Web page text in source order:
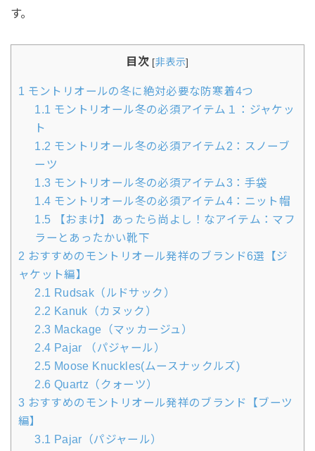
す。
目次 [非表示]
1 モントリオールの冬に絶対必要な防寒着4つ
1.1 モントリオール冬の必須アイテム１：ジャケッ
ト
1.2 モントリオール冬の必須アイテム2：スノーブ
ーツ
1.3 モントリオール冬の必須アイテム3：手袋
1.4 モントリオール冬の必須アイテム4：ニット帽
1.5 【おまけ】あったら尚よし！なアイテム：マフ
ラーとあったかい靴下
2 おすすめのモントリオール発祥のブランド6選【ジ
ャケット編】
2.1 Rudsak（ルドサック）
2.2 Kanuk（カヌック）
2.3 Mackage（マッカージュ）
2.4 Pajar （パジャール）
2.5 Moose Knuckles(ムースナックルズ)
2.6 Quartz（クォーツ）
3 おすすめのモントリオール発祥のブランド【ブーツ
編】
3.1 Pajar（パジャール）